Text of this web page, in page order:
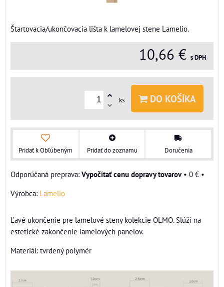
Štartovacia/ukončovacia lišta k lamelovej stene Lamelio.
10,66 € s DPH
ks DO KOŠÍKA
Pridať k Obľúbeným Pridať do zoznamu Doručenia
Vypočítať cenu dopravy tovarov• 0 € •
Výrobca: Lamelio
Ľavé ukončenie pre lamelové steny kolekcie OLMO. Slúži na
estetické zakončenie lamelových panelov.
Materiál: tvrdený polymér